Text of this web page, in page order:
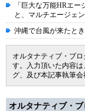
「巨大な万能HRエ
と、マルチエージェ
沖縄で台風が来たと
オルタナティブ・ブ
す。入力頂いた内容
グ、及び本記事執筆会
オルタナティブ・